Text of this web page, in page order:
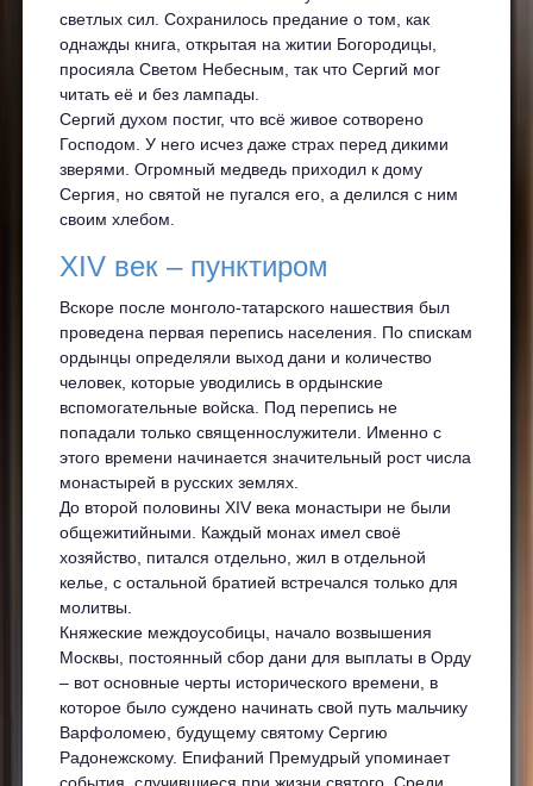
светлых сил. Сохранилось предание о том, как
однажды книга, открытая на житии Богородицы,
просияла Светом Небесным, так что Сергий мог
читать её и без лампады.
Сергий духом постиг, что всё живое сотворено
Господом. У него исчез даже страх перед дикими
зверями. Огромный медведь приходил к дому
Сергия, но святой не пугался его, а делился с ним
своим хлебом.
XIV век – пунктиром
Вскоре после монголо-татарского нашествия был
проведена первая перепись населения. По спискам
ордынцы определяли выход дани и количество
человек, которые уводились в ордынские
вспомогательные войска. Под перепись не
попадали только священнослужители. Именно с
этого времени начинается значительный рост числа
монастырей в русских землях.
До второй половины XIV века монастыри не были
общежитийными. Каждый монах имел своё
хозяйство, питался отдельно, жил в отдельной
келье, с остальной братией встречался только для
молитвы.
Княжеские междоусобицы, начало возвышения
Москвы, постоянный сбор дани для выплаты в Орду
– вот основные черты исторического времени, в
которое было суждено начинать свой путь мальчику
Варфоломею, будущему святому Сергию
Радонежскому. Епифаний Премудрый упоминает
события, случившиеся при жизни святого. Среди